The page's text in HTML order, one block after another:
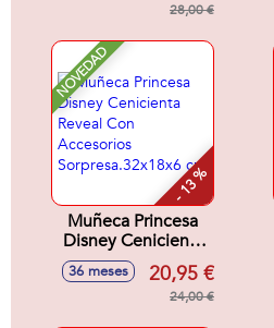
28,00 €
NOVEDAD
- 13 %
Muñeca Princesa
Disney Cenicienta
Reveal Con
Accesorios
Sorpresa.32x18x6
36 meses 20,95 €
24,00 €